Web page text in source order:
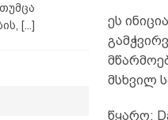
ეს
მსხვილ
წყარო:
[...]